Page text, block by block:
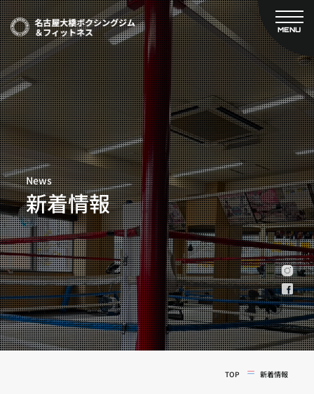
MENU
CLOSE
TOP
新着情報
ご予約
プライベートコース予約
レンタルスタジオ予約
名古屋大橋ボクシングジムについて
大橋弘政プロフィール
スタッフ紹介
料金案内
設備紹介
アクセス
営業時間
トレーナー募集
スポンサー募集
大会チケット購入
キャンペーン
実戦コース
料金システム
フィットネスコース
News
新着情報
TOP 新着情報